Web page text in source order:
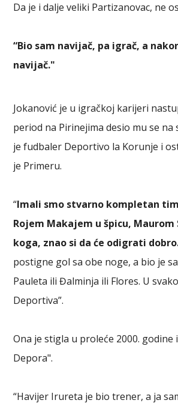
Da je i dalje veliki Partizanovac, ne
“Bio sam navijač, pa igrač, a
navijač."
Jokanović je u igračkoj karijeri
period na Pirinejima desio mu se
je fudbaler Deportivo la Korunje i
je Primeru.
“Imali smo stvarno kompletan
Rojem Makajem u špicu,
koga, znao si da će odigrati
postigne gol sa obe noge, a bio je
Pauleta ili Đalminja ili Flores. U
Deportiva”.
Ona je stigla u proleće 2000.
Depora".
“Havijer Irureta je bio trener, a ja